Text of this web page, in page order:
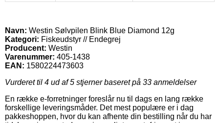
Navn: Westin Sølvpilen Blink Blue Diamond 12g
Kategori: Fiskeudstyr // Endegrej
Producent: Westin
Varenummer: 405-1438
EAN: 1580224473603
Vurderet til 4 ud af 5 stjerner baseret på 33 anmeldelser
En række e-forretninger foreslår nu til dags en lang række
forskellige leveringsmåder. Det mest populære er i dag
pakkeshoppen, hvor du kan afhente din bestilling når du har